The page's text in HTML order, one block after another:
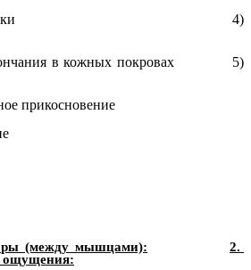
почки 4)
в кожных покровах 5)
прикосновение
(между мышцами):
2.
ощущения: